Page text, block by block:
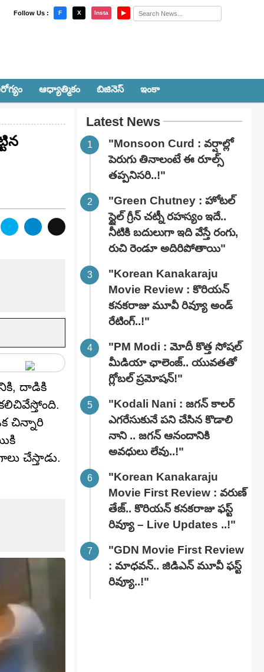
Follow Us : F X Insta ▶
ఆధ్యాత్మికం బిజినెస్ ఇంకా
దాడికి
చిన్నారి
చేస్తాడు.
Latest News
"Monsoon Curd : వర్షాల్లో
పెరుగు తినాలంటే ఈ రూల్స్
తప్పనిసరి..!"
"Green Chutney : హోటల్
స్టైల్ గ్రీన్ చట్నీ రహస్యం ఇదే..
నీటికి బదులుగా ఇది వేస్తే రంగు,
రుచి రెండూ అదిరిపోతాయి"
"Korean Kanakaraju
Movie Review : కొరియన్
కనకరాజు మూవీ రివ్యూ అండ్
రేటింగ్‌..!"
"PM Modi : మోదీ కొత్త సోషల్
మీడియా ఛాలెంజ్.. యువతతో
గ్లోబల్ ప్రమోషన్!"
"Kodali Nani : జగన్ కాలర్
ఎగరేసుకునే పని చేసిన కొడాలి
నాని .. జగన్ ఆనందానికి
అవధులు లేవు..!"
"Korean Kanakaraju
Movie First Review : వరుణ్
తేజ్.. కొరియన్ కనకరాజు ఫస్ట్
రివ్యూ – Live Updates ..!"
"GDN Movie First Review
: మాధవన్.. జిడిఎన్ మూవీ ఫ‌స్ట్
రివ్యూ..!"